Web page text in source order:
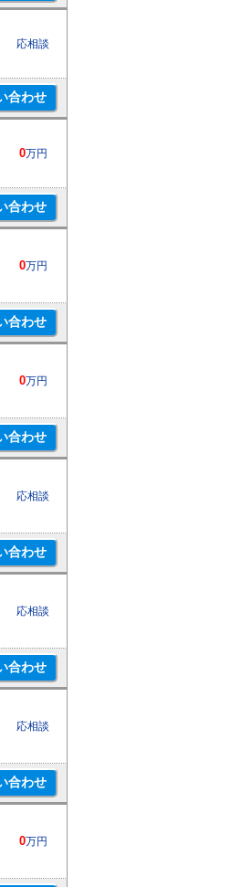
応相談
0万円
0万円
0万円
応相談
応相談
応相談
0万円